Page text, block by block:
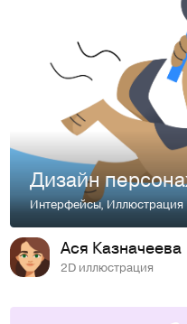
Интерфейсы,Иллюстрация
Ася Казначеева
2D иллюстрация